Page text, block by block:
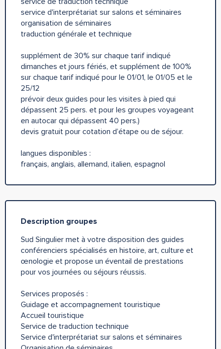
service d'interprétariat sur salons et séminaires
organisation de séminaires
traduction générale et technique
​supplément de 30% sur chaque tarif indiqué
dimanches et jours fériés, et supplément de 100%
sur chaque tarif indiqué pour le 01/01, le 01/05 et le
25/12
prévoir deux guides pour les visites à pied qui
dépassent 25 pers. et pour les groupes voyageant
en autocar qui dépassent 40 pers.)
devis gratuit pour cotation d’étape ou de séjour.
langues disponibles :
français, anglais, allemand, italien, espagnol
Description groupes
Sud Singulier met à votre disposition des guides
conférenciers spécialisés en histoire, art, culture et
œnologie et propose un éventail de prestations
pour vos journées ou séjours réussis.
Services proposés :
Guidage et accompagnement touristique
Accueil touristique
Service de traduction technique
Service d'interprétariat sur salons et séminaires